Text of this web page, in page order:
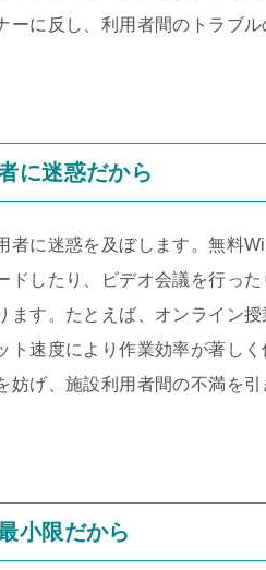
に反し、利用者間のトラブル
に迷惑だから
者に迷惑を及ぼします。無料
したり、ビデオ会議を行った
す。たとえば、オンライン授
速度により作業効率が著しく
げ、施設利用者間の不満を引
小限だから